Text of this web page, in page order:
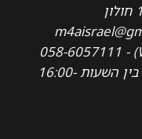
א'-ה' בין השעות 16:00-